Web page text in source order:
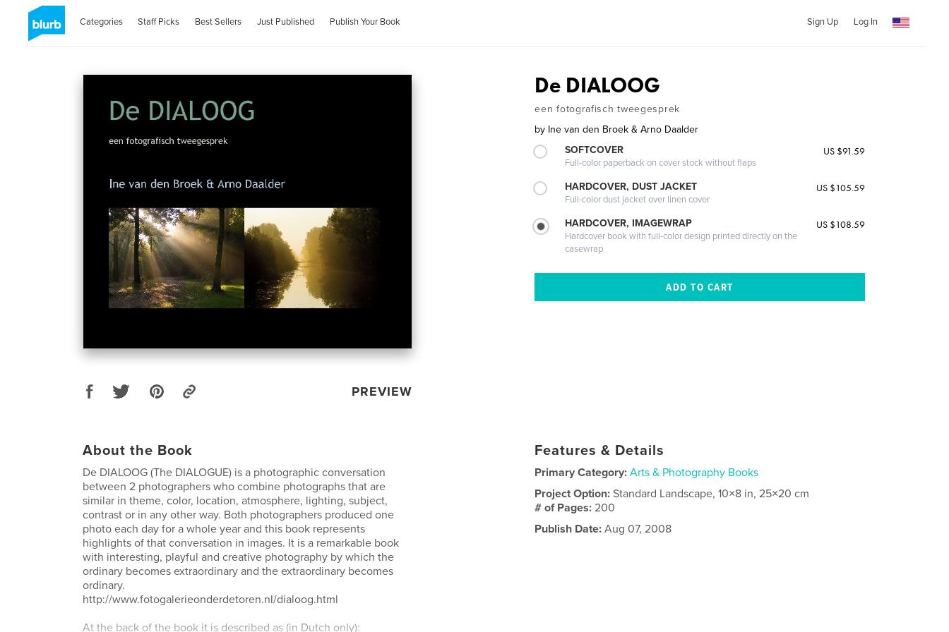
Categories Staff Picks Best Sellers Just Published Publish Your Book Sign Up Log In
PREVIEW
De DIALOOG
een fotografisch tweegesprek
by Ine van den Broek & Arno Daalder
SOFTCOVER
Full-color paperback on cover stock without flaps
US $91.59
HARDCOVER, DUST JACKET
Full-color dust jacket over linen cover
US $105.59
HARDCOVER, IMAGEWRAP
Hardcover book with full-color design printed directly on the
casewrap
US $108.59
About the Book
De DIALOOG (The DIALOGUE) is a photographic conversation
between 2 photographers who combine photographs that are
similar in theme, color, location, atmosphere, lighting, subject,
contrast or in any other way. Both photographers produced one
photo each day for a whole year and this book represents
highlights of that conversation in images. It is a remarkable book
with interesting, playful and creative photography by which the
ordinary becomes extraordinary and the extraordinary becomes
ordinary.
http://www.fotogalerieonderdetoren.nl/dialoog.html
At the back of the book it is described as (in Dutch only):
Features & Details
Primary Category: Arts & Photography Books
Project Option:Standard Landscape, 10×8 in, 25×20 cm
# of Pages:200
Publish Date: Aug 07, 2008